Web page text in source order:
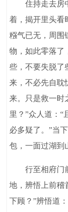
住持走去房中
着，揭开里头看
糨气已无，周围
物，如此零落了
些，不要失脱了
来，不必先自耽
来。只是救一时
里？”众人道：“
必多疑了。”当
包，一面过湖到
行至相府门前
地，辨悟上前稽
下顾？”辨悟道